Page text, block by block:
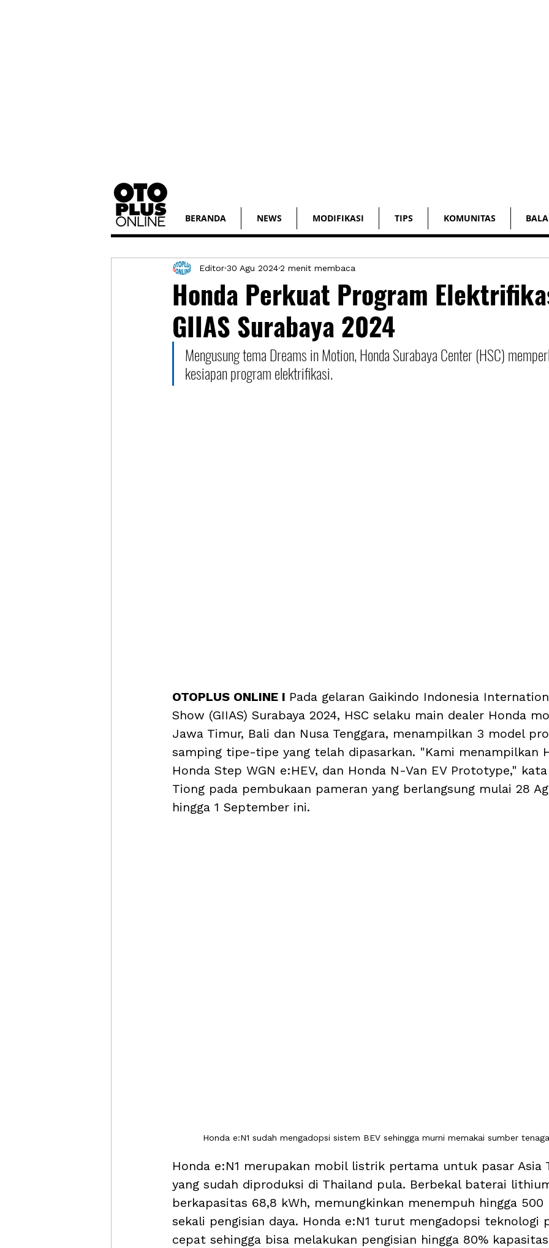
BERANDA NEWS MODIFIKASI TIPS KOMUNITAS
Honda Perkuat Program
GIIAS Surabaya 2024
Editor 30 Agu 20242 menit membaca
Mengusung tema Dreams in Motion, Honda Surabaya Center (HSC)
kesiapan program elektrifikasi.
OTOPLUS ONLINE I Pada gelaran Gaikindo Indonesia
Show (GIIAS) Surabaya 2024, HSC selaku main dealer Honda
Jawa Timur, Bali dan Nusa Tenggara, menampilkan 3 model
samping tipe-tipe yang telah dipasarkan. "Kami menampilkan
Honda Step WGN e:HEV, dan Honda N-Van EV Prototype,"
Tiong pada pembukaan pameran yang berlangsung mulai 28
hingga 1 September ini.
Honda e:N1 sudah mengadopsi sistem BEV sehingga murni memakai sumber
Honda e:N1 merupakan mobil listrik pertama untuk pasar Asia
yang sudah diproduksi di Thailand pula. Berbekal baterai
berkapasitas 68,8 kWh, memungkinkan menempuh hingga 500
sekali pengisian daya. Honda e:N1 turut mengadopsi teknologi
cepat sehingga bisa melakukan pengisian hingga 80%